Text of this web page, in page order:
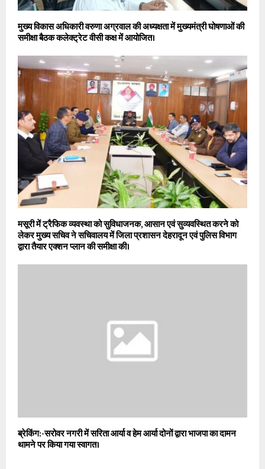
मुख्य विकास अधिकारी वरुणा अग्रवाल की अध्यक्षता में मुख्यमंत्री घोषणाओं की
समीक्षा बैठक कलेक्ट्रेट वीसी कक्ष में आयोजित।
मसूरी में ट्रैफिक व्यवस्था को सुविधाजनक, आसान एवं सुव्यवस्थित करने को
लेकर मुख्य सचिव ने सचिवालय में जिला प्रशासन देहरादून एवं पुलिस विभाग
द्वारा तैयार एक्शन प्लान की समीक्षा की।
ब्रेकिंग:-सरोवर नगरी में सरिता आर्या व हेम आर्या दोनों द्वारा भाजपा का दामन
थामने पर किया गया स्वागत।